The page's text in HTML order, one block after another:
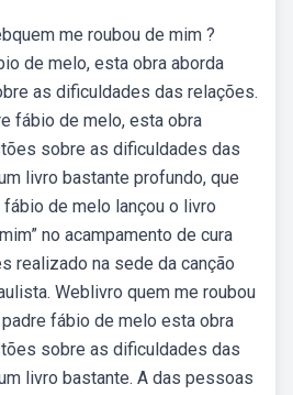
me roubou de mim ?
de melo, esta obra aborda
as dificuldades das relações.
fábio de melo, esta obra
sobre as dificuldades das
livro bastante profundo, que
de melo lançou o livro
no acampamento de cura
realizado na sede da canção
Weblivro quem me roubou
fábio de melo esta obra
sobre as dificuldades das
livro bastante. A das pessoas